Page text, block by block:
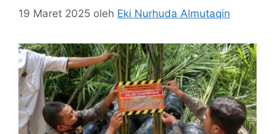
19 Maret 2025 oleh Eki Nurhuda Almutaqin